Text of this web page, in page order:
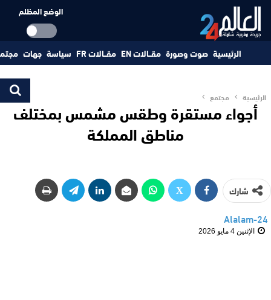
الوضع المظلم
الرئيسية صوت وصورة مقــالات EN مقــالات FR سياسة جهات
الرئيسية مجتمع
أجواء مستقرة وطقس مشمس بمختلف
مناطق المملكة
شارك
Alalam-24
الإثنين 4 مايو 2026